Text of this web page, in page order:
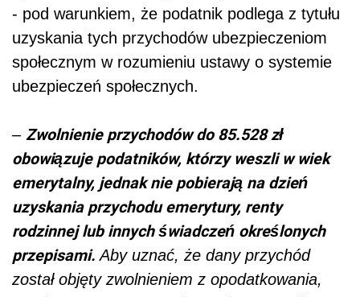
- pod warunkiem, że podatnik podlega z tytułu
uzyskania tych przychodów ubezpieczeniom
społecznym w rozumieniu ustawy o systemie
ubezpieczeń społecznych.
– Zwolnienie przychodów do 85.528 zł
obowiązuje podatników, którzy weszli w wiek
emerytalny, jednak nie pobierają na dzień
uzyskania przychodu emerytury, renty
rodzinnej lub innych świadczeń określonych
przepisami. Aby uznać, że dany przychód
został objęty zwolnieniem z opodatkowania,